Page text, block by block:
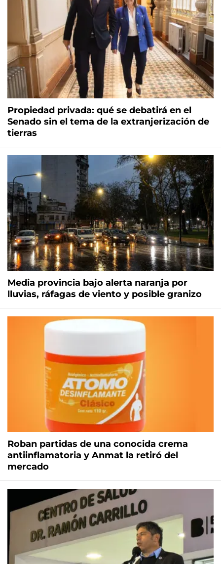
Propiedad privada: qué se debatirá en el
Senado sin el tema de la extranjerización de
tierras
Media provincia bajo alerta naranja por
lluvias, ráfagas de viento y posible granizo
Roban partidas de una conocida crema
antiinflamatoria y Anmat la retiró del
mercado